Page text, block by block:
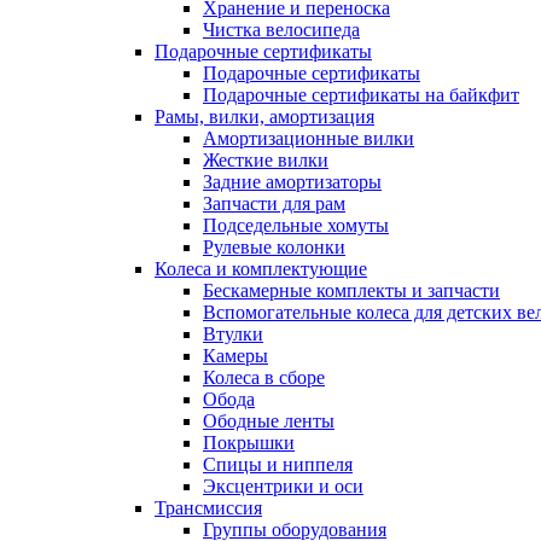
Хранение и переноска
Чистка велосипеда
Подарочные сертификаты
Подарочные сертификаты
Подарочные сертификаты на байкфит
Рамы, вилки, амортизация
Амортизационные вилки
Жесткие вилки
Задние амортизаторы
Запчасти для рам
Подседельные хомуты
Рулевые колонки
Колеса и комплектующие
Бескамерные комплекты и запчасти
Вспомогательные колеса для детских
Втулки
Камеры
Колеса в сборе
Обода
Ободные ленты
Покрышки
Спицы и ниппеля
Эксцентрики и оси
Трансмиссия
Группы оборудования